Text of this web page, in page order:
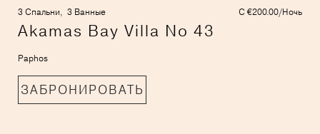
3 Спальни, 3 Ванные С €200.00/Ночь
Akamas Bay Villa No 43
Paphos
ЗАБРОНИРОВАТЬ